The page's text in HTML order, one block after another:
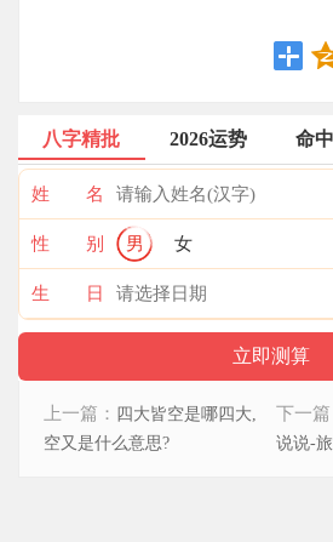
八字精批 2026运势 命
姓 名
性 别 男 女
生 日
上一篇： 四大皆空是哪四大,
空又是什么意思?
下一篇
说说-